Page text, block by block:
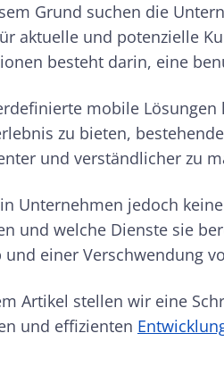
Grund suchen die
aktuelle und potenzielle
besteht darin, eine
mobile
zu bieten,
und verständlicher zu
Unternehmen jedoch
und welche Dienste sie
und einer Verschwendung
Artikel stellen wir eine
und effizienten